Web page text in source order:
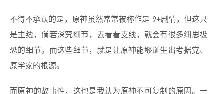
不得不承认的是，原神虽然常常被称作是 9+剧情，但这只
是主线，倘若深究细节，去看看支线，就会有很多细思极
恐的细节。而这些细节，就是让原神能够诞生出考据党、
原学家的根源。
而原神的故事性，这也是我认为原神不可复制的原因。一